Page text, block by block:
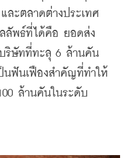
ละตลาดต่างประเทศ
ลัพธ์ที่ได้คือ ยอดส่ง
ริษัทที่ทะลุ 6 ล้านคัน
นฟันเฟืองสำคัญที่ทำให้
ล้านคันในระดับ